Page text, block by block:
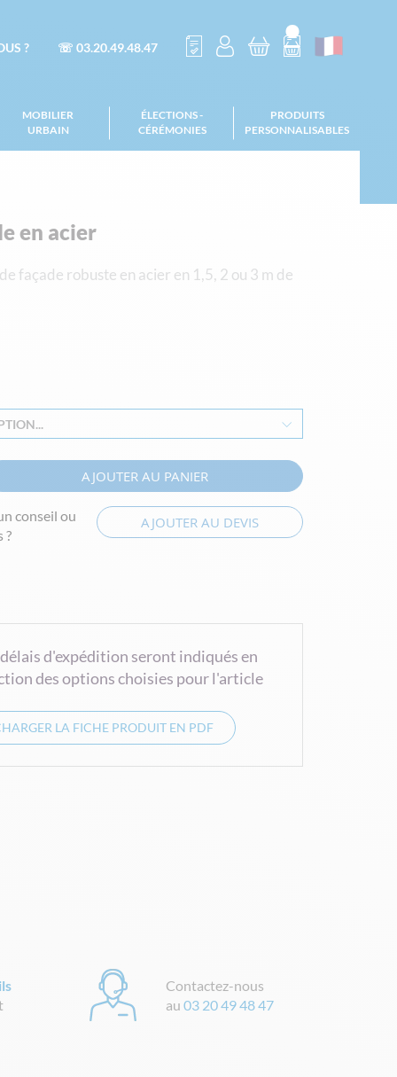
? ☏ 03.20.49.48.47
MOBILIER
URBAIN
ÉLECTIONS -
CÉRÉMONIES
PRODUITS
PERSONNALISABLES
en acier
façade robuste en acier en 1,5, 2 ou 3 m de
AJOUTER AU PANIER
conseil ou
?
AJOUTER AU DEVIS
délais d'expédition seront indiqués en
des options choisies pour l'article
LA FICHE PRODUIT EN PDF
Contactez-nous
au 03 20 49 48 47